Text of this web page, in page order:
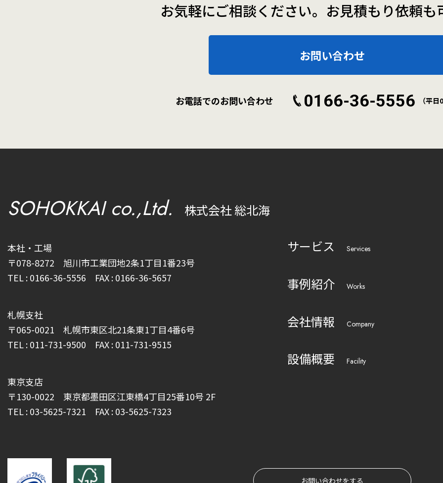
お気軽にご相談ください。 お見積もり依頼も
お問い合わせ
お電話でのお問い合わせ 0166-36-5556 （平
SOHOKKAI co.,Ltd. 株式会社 総北海
本社・工場
〒078-8272 旭川市工業団地2条1丁目1番23号
TEL : 0166-36-5556 FAX : 0166-36-5657
札幌支社
〒065-0021 札幌市東区北21条東1丁目4番6号
TEL : 011-731-9500 FAX : 011-731-9515
東京支店
〒130-0022 東京都墨田区江東橋4丁目25番10号 2F
TEL : 03-5625-7321 FAX : 03-5625-7323
サービス Services
事例紹介 Works
会社情報 Company
設備概要 Facility
お問い合わせをする